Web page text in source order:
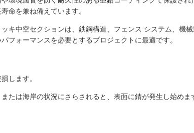
命を兼ね備えています。
キ中空セクションは、鉄鋼構造、フェンス システム、機
フォーマンスを必要とするプロジェクトに最適です。
します。
たは海岸の状況にさらされると、表面に錆が発生し始め